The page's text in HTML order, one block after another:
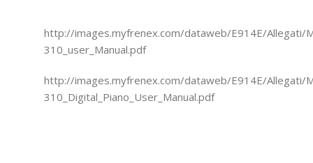
http://images.myfrenex.com/dataweb/E914E/Allegati/
310_user_Manual.pdf
http://images.myfrenex.com/dataweb/E914E/Allegati/
310_Digital_Piano_User_Manual.pdf